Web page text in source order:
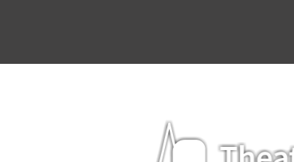
Stichting & werkgroep